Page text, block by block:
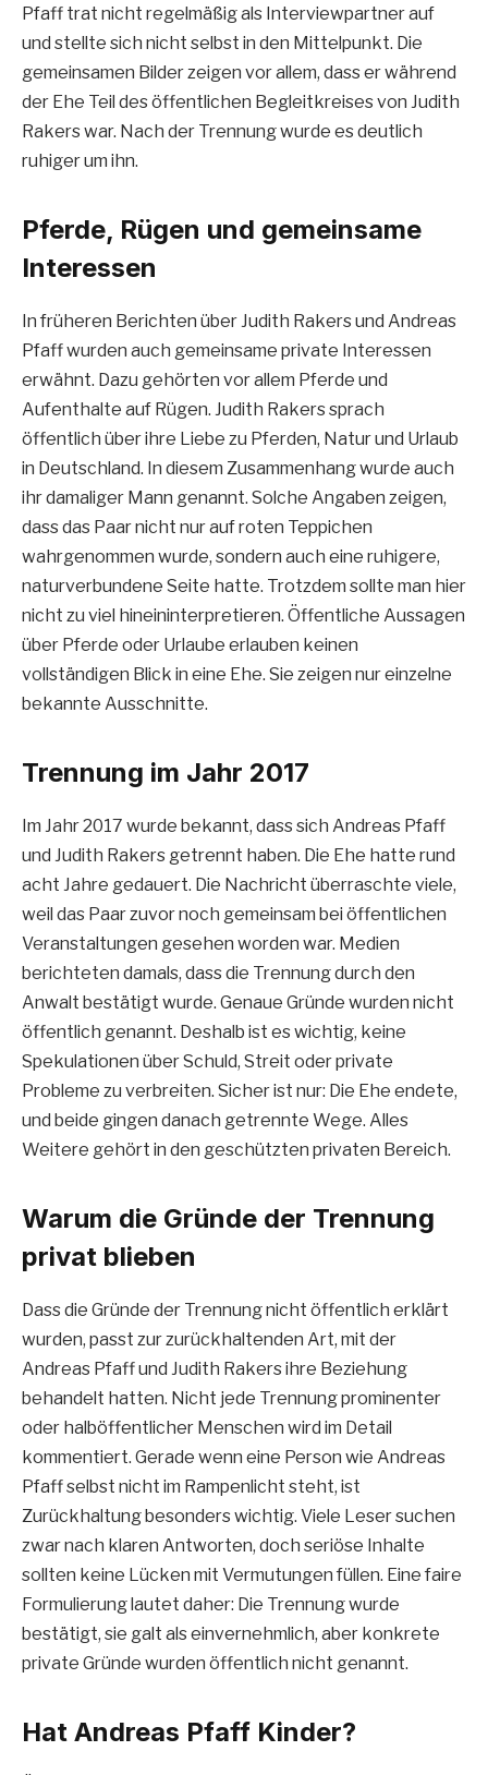
Pfaff trat nicht regelmäßig als Interviewpartner auf
und stellte sich nicht selbst in den Mittelpunkt. Die
gemeinsamen Bilder zeigen vor allem, dass er während
der Ehe Teil des öffentlichen Begleitkreises von Judith
Rakers war. Nach der Trennung wurde es deutlich
ruhiger um ihn.
Pferde, Rügen und gemeinsame
Interessen
In früheren Berichten über Judith Rakers und Andreas
Pfaff wurden auch gemeinsame private Interessen
erwähnt. Dazu gehörten vor allem Pferde und
Aufenthalte auf Rügen. Judith Rakers sprach
öffentlich über ihre Liebe zu Pferden, Natur und Urlaub
in Deutschland. In diesem Zusammenhang wurde auch
ihr damaliger Mann genannt. Solche Angaben zeigen,
dass das Paar nicht nur auf roten Teppichen
wahrgenommen wurde, sondern auch eine ruhigere,
naturverbundene Seite hatte. Trotzdem sollte man hier
nicht zu viel hineininterpretieren. Öffentliche Aussagen
über Pferde oder Urlaube erlauben keinen
vollständigen Blick in eine Ehe. Sie zeigen nur einzelne
bekannte Ausschnitte.
Trennung im Jahr 2017
Im Jahr 2017 wurde bekannt, dass sich Andreas Pfaff
und Judith Rakers getrennt haben. Die Ehe hatte rund
acht Jahre gedauert. Die Nachricht überraschte viele,
weil das Paar zuvor noch gemeinsam bei öffentlichen
Veranstaltungen gesehen worden war. Medien
berichteten damals, dass die Trennung durch den
Anwalt bestätigt wurde. Genaue Gründe wurden nicht
öffentlich genannt. Deshalb ist es wichtig, keine
Spekulationen über Schuld, Streit oder private
Probleme zu verbreiten. Sicher ist nur: Die Ehe endete,
und beide gingen danach getrennte Wege. Alles
Weitere gehört in den geschützten privaten Bereich.
Warum die Gründe der Trennung
privat blieben
Dass die Gründe der Trennung nicht öffentlich erklärt
wurden, passt zur zurückhaltenden Art, mit der
Andreas Pfaff und Judith Rakers ihre Beziehung
behandelt hatten. Nicht jede Trennung prominenter
oder halböffentlicher Menschen wird im Detail
kommentiert. Gerade wenn eine Person wie Andreas
Pfaff selbst nicht im Rampenlicht steht, ist
Zurückhaltung besonders wichtig. Viele Leser suchen
zwar nach klaren Antworten, doch seriöse Inhalte
sollten keine Lücken mit Vermutungen füllen. Eine faire
Formulierung lautet daher: Die Trennung wurde
bestätigt, sie galt als einvernehmlich, aber konkrete
private Gründe wurden öffentlich nicht genannt.
Hat Andreas Pfaff Kinder?